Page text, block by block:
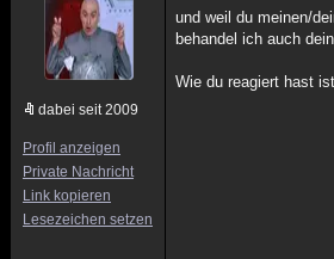
dabei seit 2009
Profil anzeigen
Private Nachricht
Link kopieren
Lesezeichen setzen
und weil du meinen/
behandel ich auch
Wie du reagiert hast